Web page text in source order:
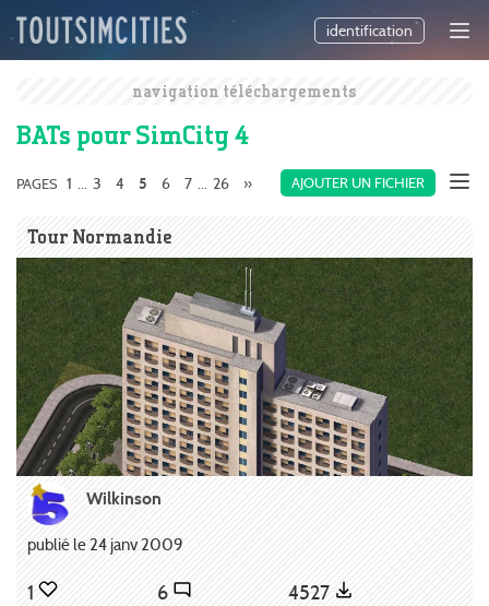
identification
navigation téléchargements
BATs pour SimCity 4
AJOUTER UN FICHIER
PAGES 1 ... 3 4 5 6 7 ... 26 »
Tour Normandie
Wilkinson
publié le 24 janv 2009
1 6 4527